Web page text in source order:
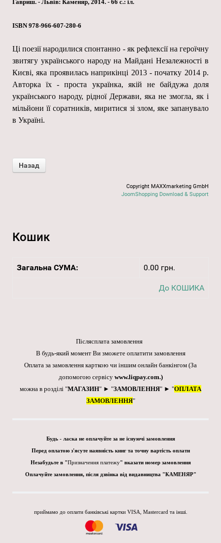
Гавриш. - Львів: Каменяр, 2014. - 66 с.: іл.
ISBN 978-966-607-280-6
Ці поезії народилися спонтанно - як рефлексії на героїчну
звитягу українського народу на Майдані Незалежності в
Києві, яка проявилась наприкінці 2013 - початку 2014 р.
Авторка їх - проста українка, якій не байдужа доля
українського народу, рідної Держави, яка не змогла, як і
мільйони її соратників, миритися зі злом, яке запанувало
в Україні.
Copyright MAXXmarketing GmbH
JoomShopping Download & Support
Кошик
Загальна СУМА: 0.00 грн.
До КОШИКА
Післясплата замовлення
В будь-який момент Ви зможете оплатити замовлення
Оплата за замовлення карткою чи іншим онлайн банкінгом (За
допомогою сервісу www.liqpay.com.)
можна в розділі "МАГАЗИН" ► "ЗАМОВЛЕННЯ" ► "ОПЛАТА
ЗАМОВЛЕННЯ"
Будь - ласка не оплачуйте за не існуючі замовлення
Перед оплатою з'ясуте наявність книг та точну вартість оплати
Незабудьте в "Призначення платежу" вказати номер замовлення
Оплачуйте замовлення, після дзвінка від видавництва "КАМЕНЯР"
приймамо до оплати банківські картки VISA, Mastercard та інші.